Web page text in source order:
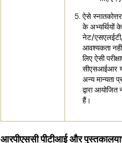
ऐसे
के अभ्यर्थियों
नेट/
आवश्यकता
लिए ऐसी
सीएसआईआर
अन्य मान्यता
द्वारा आयोजित
हैं।
आरपीएससी पीटीआई और